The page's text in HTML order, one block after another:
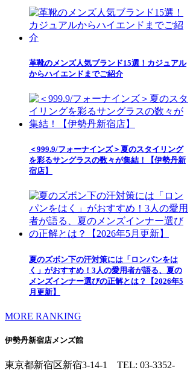
革靴のメンズ人気ブランド15選！カジュアル
からハイエンドまでご紹介
＜999.9/フォーナインズ＞夏のスタイリング
を彩るサングラスの数々が集結！【伊勢丹新
宿店】
夏のズボン下の汗対策には「ロンパンをは
く」がおすすめ！3人の愛用者が語る、夏の
メンズインナー選びの正解とは？【2026年5
月更新】
MORE RANKING
伊勢丹新宿店メンズ館
東京都新宿区新宿3-14-1 TEL: 03-3352-